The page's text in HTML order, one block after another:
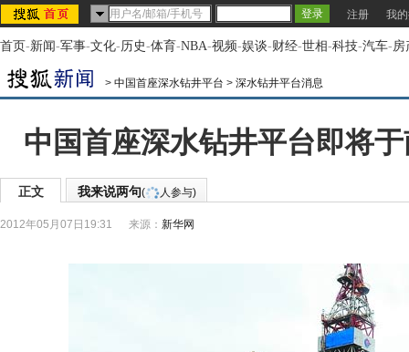
注册 我
首页-新闻-军事-文化-历史-体育-NBA-视频-娱谈-财经-世相-科技-汽车-房
> 中国首座深水钻井平台 > 深水钻井平台消息
中国首座深水钻井平台即将
正文 我来说两句( 人参与)
2012年05月07日19:31 来源： 新华网